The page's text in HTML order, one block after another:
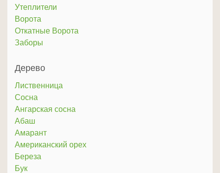
Утеплители
Ворота
Откатные Ворота
Заборы
Дерево
Лиственница
Сосна
Ангарская сосна
Абаш
Амарант
Американский орех
Береза
Бук